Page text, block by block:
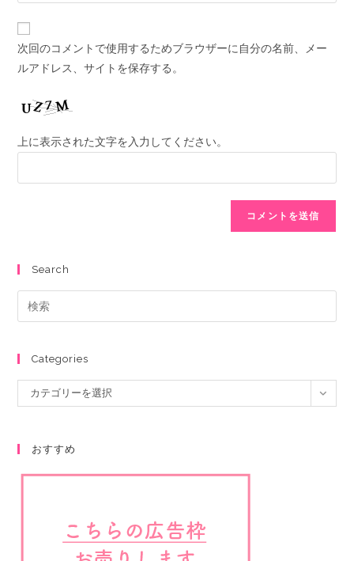
次回のコメントで使用するためブラウザーに自分の名前、メー
ルアドレス、サイトを保存する。
上に表示された文字を入力してください。
Search
Categories
カテゴリーを選択
おすすめ